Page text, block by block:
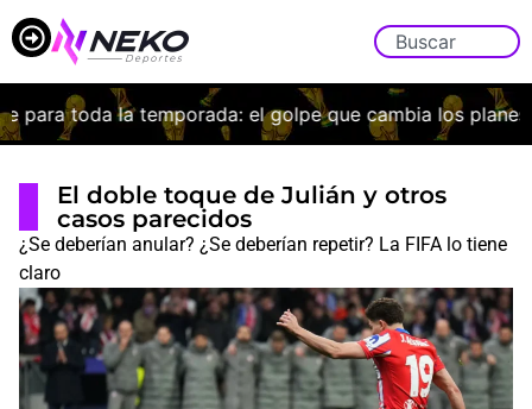
toda la temporada: el golpe que cambia los planes
El doble toque de Julián y otros
casos parecidos
¿Se deberían anular? ¿Se deberían repetir? La FIFA lo tiene
claro